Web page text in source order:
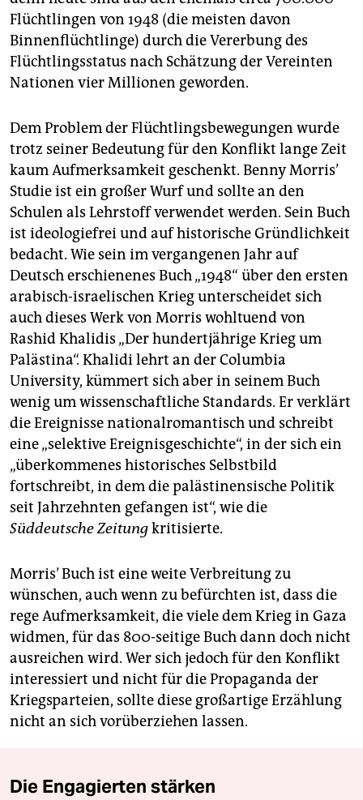
Flüchtlingen von 1948 (die meisten davon
Binnenflüchtlinge) durch die Vererbung des
Flüchtlingsstatus nach Schätzung der Vereinten
Nationen vier Millionen geworden.
Dem Problem der Flüchtlingsbewegungen wurde
trotz seiner Bedeutung für den Konflikt lange Zeit
kaum Aufmerksamkeit geschenkt. Benny Morris’
Studie ist ein großer Wurf und sollte an den
Schulen als Lehrstoff verwendet werden. Sein Buch
ist ideologiefrei und auf historische Gründlichkeit
bedacht. Wie sein im vergangenen Jahr auf
Deutsch erschienenes Buch „1948“ über den ersten
arabisch-israelischen Krieg unterscheidet sich
auch dieses Werk von Morris wohltuend von
Rashid Khalidis „Der hundertjährige Krieg um
Palästina“. Khalidi lehrt an der Columbia
University, kümmert sich aber in seinem Buch
wenig um wissenschaftliche Standards. Er verklärt
die Ereignisse nationalromantisch und schreibt
eine „selektive Ereignisgeschichte“, in der sich ein
„überkommenes historisches Selbstbild
fortschreibt, in dem die palästinensische Politik
seit Jahrzehnten gefangen ist“, wie die
Süddeutsche Zeitungkritisierte.
Morris’ Buch ist eine weite Verbreitung zu
wünschen, auch wenn zu befürchten ist, dass die
rege Aufmerksamkeit, die viele dem Krieg in Gaza
widmen, für das 800-seitige Buch dann doch nicht
ausreichen wird. Wer sich jedoch für den Konflikt
interessiert und nicht für die Propaganda der
Kriegsparteien, sollte diese großartige Erzählung
nicht an sich vorüberziehen lassen.
Die Engagierten stärken